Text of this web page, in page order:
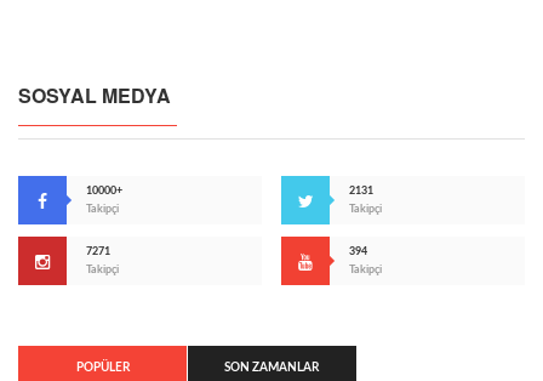
SOSYAL MEDYA
10000+
Takipçi
2131
Takipçi
7271
Takipçi
394
Takipçi
POPÜLER SON ZAMANLAR